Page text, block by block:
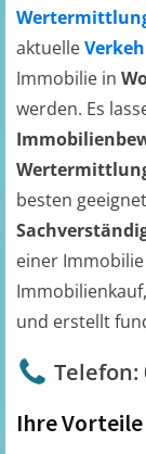
aktuelle
Immobilie in
werden. Es
besten
einer
und erstellt
Telefon:
Ihre Vorteile